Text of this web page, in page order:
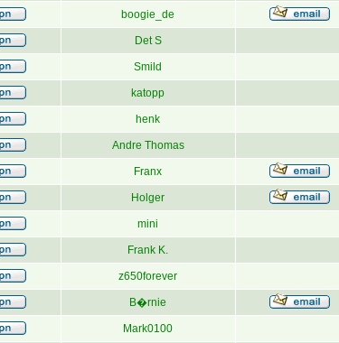
boogie_de
Det S
Smild
katopp
henk
Andre Thomas
Franx
Holger
mini
Frank K.
z650forever
B�rnie
Mark0100